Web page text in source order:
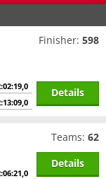
Finisher: 598
Details
Teams: 62
Details